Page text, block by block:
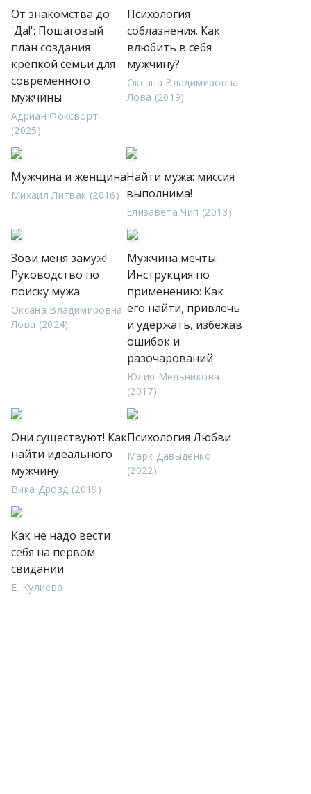
От знакомства до
'Да!': Пошаговый
план создания
крепкой семьи для
современного
мужчины
Адриан Фоксворт
(2025)
Психология
соблазнения. Как
влюбить в себя
мужчину?
Оксана Владимировна
Лова (2019)
Мужчина и женщина
Михаил Литвак (2016)
Найти мужа: миссия
выполнима!
Елизавета Чип (2013)
Зови меня замуж!
Руководство по
поиску мужа
Оксана Владимировна
Лова (2024)
Мужчина мечты.
Инструкция по
применению: Как
его найти, привлечь
и удержать, избежав
ошибок и
разочарований
Юлия Мельникова
(2017)
Они существуют! Как
найти идеального
мужчину
Вика Дрозд (2019)
Психология Любви
Марк Давыденко
(2022)
Как не надо вести
себя на первом
свидании
Е. Кулиева